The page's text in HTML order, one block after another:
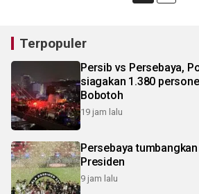
Terpopuler
Persib vs Persebaya,
siagakan 1.380
Bobotoh
19 jam lalu
Persebaya
Presiden
9 jam lalu